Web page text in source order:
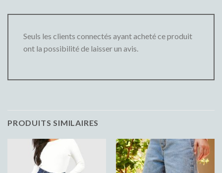
Seuls les clients connectés ayant acheté ce produit
ont la possibilité de laisser un avis.
PRODUITS SIMILAIRES